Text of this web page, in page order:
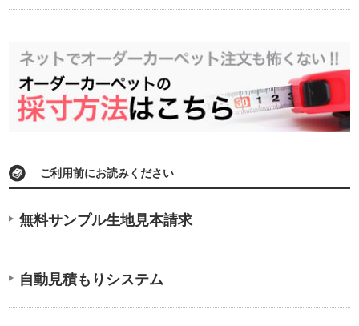
ご利用前にお読みください
無料サンプル生地見本請求
自動見積もりシステム